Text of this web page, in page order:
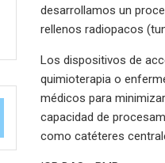
desarrollamos un
rellenos radiopacos
Los dispositivos de
quimioterapia o
médicos para
capacidad de
como catéteres